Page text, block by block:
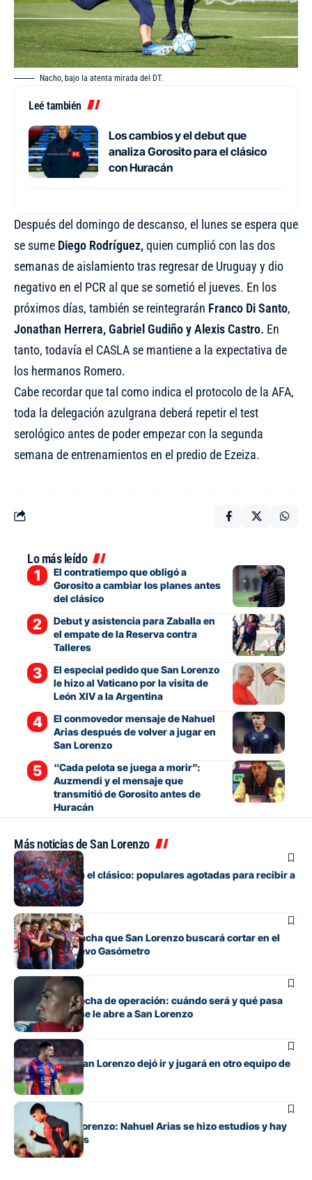
Nacho, bajo la atenta mirada del DT.
Leé también
Los cambios y el debut que
analiza Gorosito para el clásico
con Huracán
Después del domingo de descanso, el lunes se espera que
se sume Diego Rodríguez,quien cumplió con las dos
semanas de aislamiento tras regresar de Uruguay y dio
negativo en el PCR al que se sometió el jueves. En los
próximos días, también se reintegrarán Franco Di Santo,
Jonathan Herrera, Gabriel Gudiño y Alexis Castro. En
tanto, todavía el CASLA se mantiene a la expectativa de
los hermanos Romero.
Cabe recordar que tal como indica el protocolo de la AFA,
toda la delegación azulgrana deberá repetir el test
serológico antes de poder empezar con la segunda
semana de entrenamientos en el predio de Ezeiza.
Lo más leído
El contratiempo que obligó a
Gorosito a cambiar los planes antes
del clásico
Debut y asistencia para Zaballa en
el empate de la Reserva contra
Talleres
El especial pedido que San Lorenzo
le hizo al Vaticano por la visita de
León XIV a la Argentina
El conmovedor mensaje de Nahuel
Arias después de volver a jugar en
San Lorenzo
“Cada pelota se juega a morir”:
Auzmendi y el mensaje que
transmitió de Gorosito antes de
Huracán
Más noticias de San Lorenzo
Fútbol
Boedo ya juega el clásico: populares agotadas para recibir a
Huracán
Fútbol
La incómoda racha que San Lorenzo buscará cortar en el
clásico del Nuevo Gasómetro
Fútbol
Barrios tiene fecha de operación: cuándo será y qué pasa
con cupo que se le abre a San Lorenzo
Fútbol
El lateral que San Lorenzo dejó ir y jugará en otro equipo de
Primera
Fútbol
Alivio en San Lorenzo: Nahuel Arias se hizo estudios y hay
buenas noticias